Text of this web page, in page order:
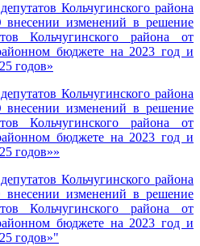
Кольчугинского района
изменений в решение
Кольчугинского района от
бюджете на 2023 год и
годов»
Кольчугинского района
изменений в решение
Кольчугинского района от
бюджете на 2023 год и
годов»»
Кольчугинского района
изменений в решение
Кольчугинского района от
бюджете на 2023 год и
годов»"